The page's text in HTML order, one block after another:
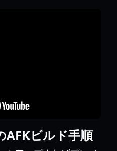
AFKビルド手順